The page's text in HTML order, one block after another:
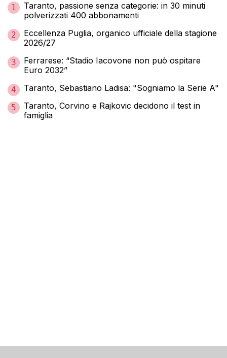
1
Taranto, passione senza categorie: in 30 minuti
polverizzati 400 abbonamenti
2
Eccellenza Puglia, organico ufficiale della stagione
2026/27
3
Ferrarese: “Stadio Iacovone non può ospitare
Euro 2032”
4 Taranto, Sebastiano Ladisa: "Sogniamo la Serie A"
5
Taranto, Corvino e Rajkovic decidono il test in
famiglia